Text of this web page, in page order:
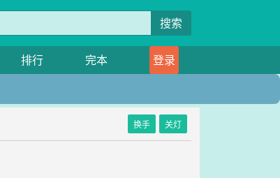
搜索
排行 完本
登录
换手 关灯